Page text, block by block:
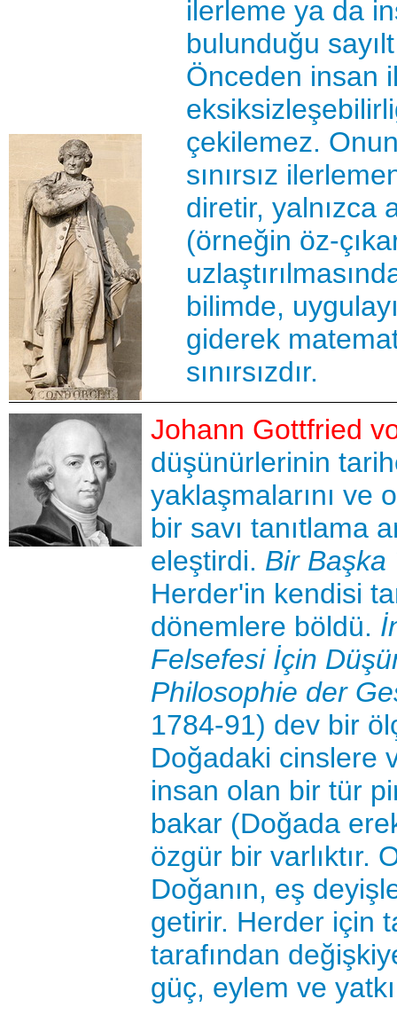
ilerleme ya da
bulunduğu
Önceden insan
çekilemez.
sınırsız
diretir, yalnızca
(örneğin öz-
bilimde,
giderek
sınırsızdır.
Johann Gottfried
düşünürlerinin
yaklaşmalarını ve
bir savı tanıtlama
eleştirdi. Bir
Herder'in kendisi
dönemlere böldü.
Felsefesi İçin
Philosophie der
1784-91) dev bir
Doğadaki cinslere
insan olan bir tür
bakar (Doğada
özgür bir varlıktır.
Doğanın, eş
getirir. Herder için
tarafından
güç, eylem ve